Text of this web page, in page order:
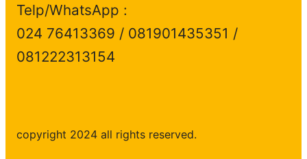
Telp/WhatsApp :
024 76413369 / 081901435351 /
081222313154
copyright 2024 all rights reserved.